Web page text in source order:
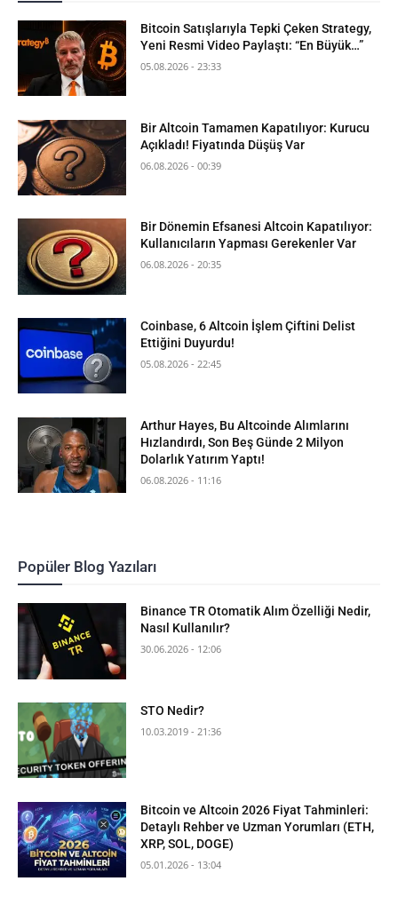
Bitcoin Satışlarıyla Tepki Çeken Strategy,
Yeni Resmi Video Paylaştı: “En Büyük…”
05.08.2026 - 23:33
Bir Altcoin Tamamen Kapatılıyor: Kurucu
Açıkladı! Fiyatında Düşüş Var
06.08.2026 - 00:39
Bir Dönemin Efsanesi Altcoin Kapatılıyor:
Kullanıcıların Yapması Gerekenler Var
06.08.2026 - 20:35
Coinbase, 6 Altcoin İşlem Çiftini Delist
Ettiğini Duyurdu!
05.08.2026 - 22:45
Arthur Hayes, Bu Altcoinde Alımlarını
Hızlandırdı, Son Beş Günde 2 Milyon
Dolarlık Yatırım Yaptı!
06.08.2026 - 11:16
Popüler Blog Yazıları
Binance TR Otomatik Alım Özelliği Nedir,
Nasıl Kullanılır?
30.06.2026 - 12:06
STO Nedir?
10.03.2019 - 21:36
Bitcoin ve Altcoin 2026 Fiyat Tahminleri:
Detaylı Rehber ve Uzman Yorumları (ETH,
XRP, SOL, DOGE)
05.01.2026 - 13:04